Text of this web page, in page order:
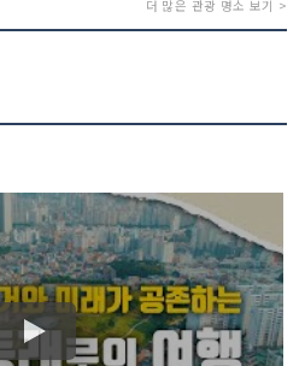
더 많은 관광 명소 보기 >